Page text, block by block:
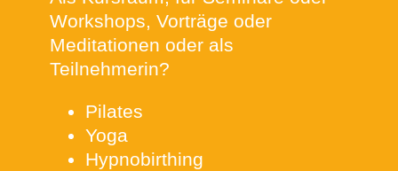
Workshops, Vorträge oder
Meditationen oder als
Teilnehmerin?
Pilates
Yoga
Hypnobirthing